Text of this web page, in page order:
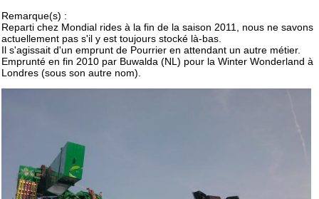
Remarque(s) :
Reparti chez Mondial rides à la fin de la saison 2011, nous ne savons
actuellement pas s'il y est toujours stocké là-bas.
Il s'agissait d'un emprunt de Pourrier en attendant un autre métier.
Emprunté en fin 2010 par Buwalda (NL) pour la Winter Wonderland à
Londres (sous son autre nom).